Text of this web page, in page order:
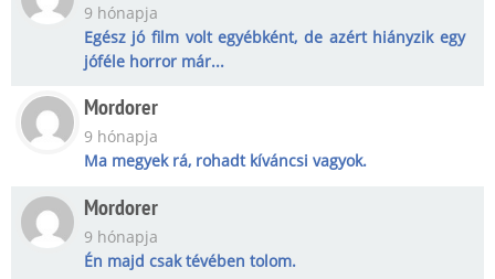
9 hónapja
Egész jó film volt egyébként, de azért hiányzik egy
jóféle horror már...
Mordorer
9 hónapja
Ma megyek rá, rohadt kíváncsi vagyok.
Mordorer
9 hónapja
Én majd csak tévében tolom.